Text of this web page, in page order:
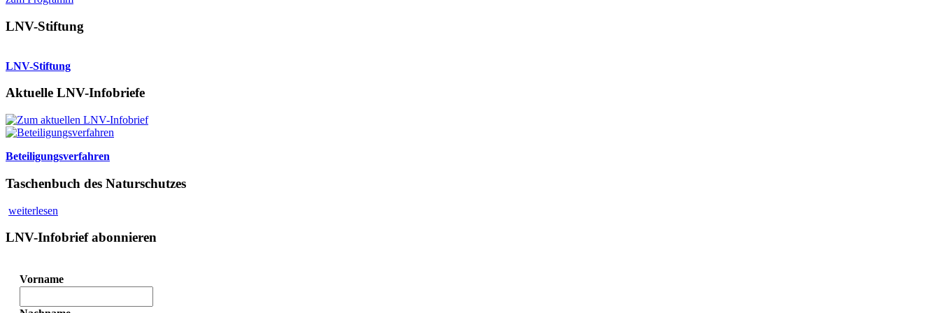
LNV-Stiftung
LNV-Stiftung
Aktuelle LNV-Infobriefe
Beteiligungsverfahren
Taschenbuch des Naturschutzes
weiterlesen
LNV-Infobrief abonnieren
Vorname